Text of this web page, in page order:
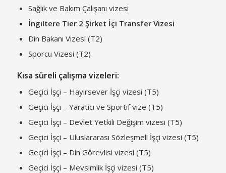
Sağlık ve Bakım Çalışanı vizesi
İngiltere Tier 2 Şirket İçi Transfer Vizesi
Din Bakanı Vizesi (T2)
Sporcu Vizesi (T2)
Kısa süreli çalışma vizeleri:
Geçici İşçi – Hayırsever İşçi vizesi (T5)
Geçici İşçi – Yaratıcı ve Sportif vize (T5)
Geçici İşçi – Devlet Yetkili Değişim vizesi (T5)
Geçici İşçi – Uluslararası Sözleşmeli İşçi vizesi (T5)
Geçici İşçi – Din Görevlisi vizesi (T5)
Geçici İşçi – Mevsimlik İşçi vizesi (T5)